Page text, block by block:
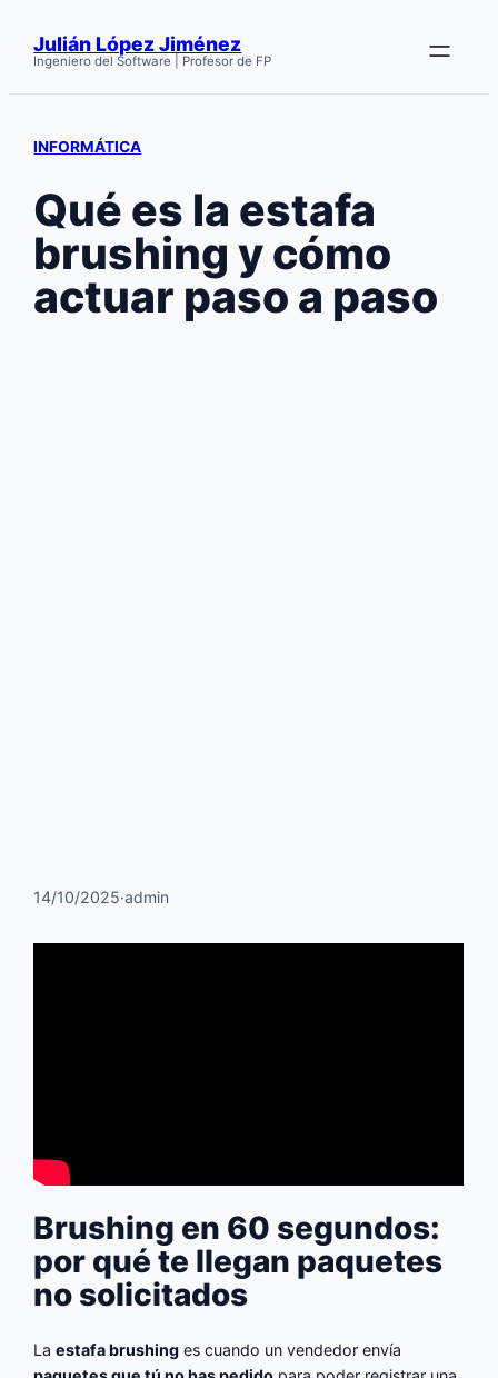
contenido
Julián López Jiménez
Ingeniero del Software | Profesor de FP
INFORMÁTICA
Qué es la estafa
brushing y cómo
actuar paso a paso
14/10/2025·admin
Brushing en 60 segundos:
por qué te llegan paquetes
no solicitados
Laestafa brushing es cuando un vendedor envía